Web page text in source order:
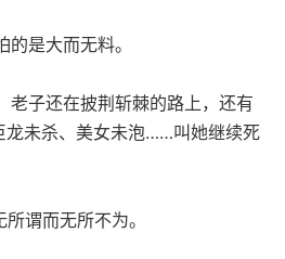
是大而无料。
老子还在披荆斩棘的路上，还有
龙未杀、美女未泡……叫她继续死
谓而无所不为。